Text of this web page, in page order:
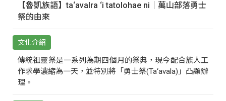
【魯凱族語】ta‘avalra ‘i tatolohae ni｜萬山部落勇士
祭的由來
文化介紹
傳統祖靈祭是一系列為期四個月的祭典，現今配合族人工
作求學濃縮為一天，並特別將「勇士祭(Ta‘avala)」凸顯辦
理。